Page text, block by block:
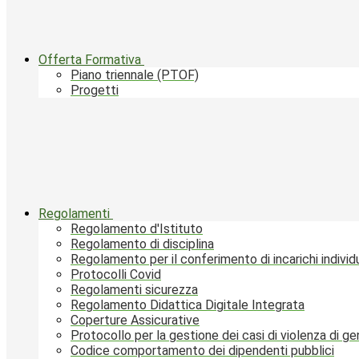
Offerta Formativa
Piano triennale (PTOF)
Progetti
Regolamenti
Regolamento d'Istituto
Regolamento di disciplina
Regolamento per il conferimento di incarichi
Protocolli Covid
Regolamenti sicurezza
Regolamento Didattica Digitale Integrata
Coperture Assicurative
Protocollo per la gestione dei casi di violenza di
Codice comportamento dei dipendenti pubblici